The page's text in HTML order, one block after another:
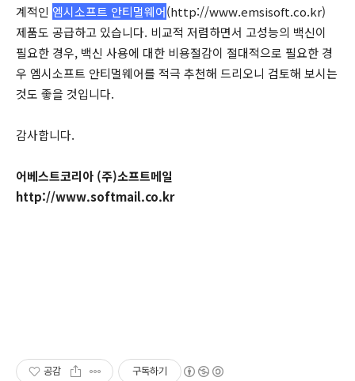
계적인 엠시소프트 안티멀웨어(http://www.emsisoft.co.kr)
제품도 공급하고 있습니다. 비교적 저렴하면서 고성능의 백신이
필요한 경우, 백신 사용에 대한 비용절감이 절대적으로 필요한 경
우 엠시소프트 안티멀웨어를 적극 추천해 드리오니 검토해 보시는
것도 좋을 것입니다.
감사합니다.
어베스트코리아 (주)소프트메일
http://www.softmail.co.kr
공감 구독하기